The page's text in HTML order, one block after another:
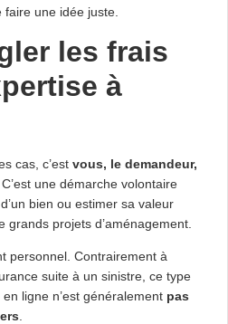
faire une idée juste.
les frais
à
cas, c’est vous, le demandeur,
. C’est une démarche volontaire
bien ou estimer sa valeur
projets d’aménagement.
personnel. Contrairement à
suite à un sinistre, ce type
ligne n’est généralement pas